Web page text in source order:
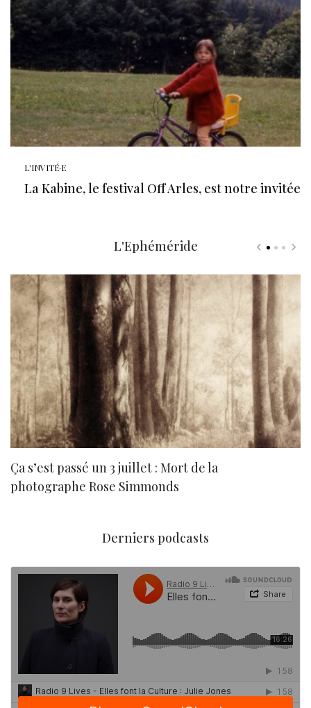
L'INVITÉ·E
La Kabine, le festival Off Arles, est notre invitée
L'Ephéméride
Ça s’est passé un 3 juillet : Mort de la
photographe Rose Simmonds
Derniers podcasts